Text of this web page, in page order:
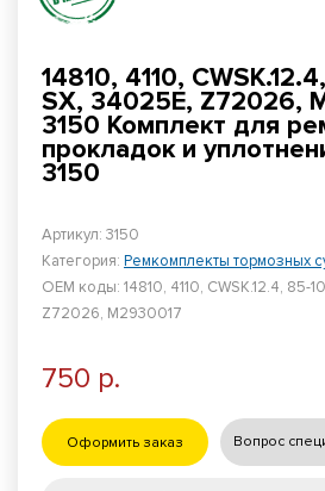
14810, 4110,
SX, 34025E, Z72026,
3150 Комплект для
прокладок и
3150
Артикул: 3150
Категория: Ремкомплекты тормозных
ОЕМ коды: 14810, 4110, CWSK.12.4, 85-
Z72026, M2930017
750 р.
Оформить заказ Вопрос